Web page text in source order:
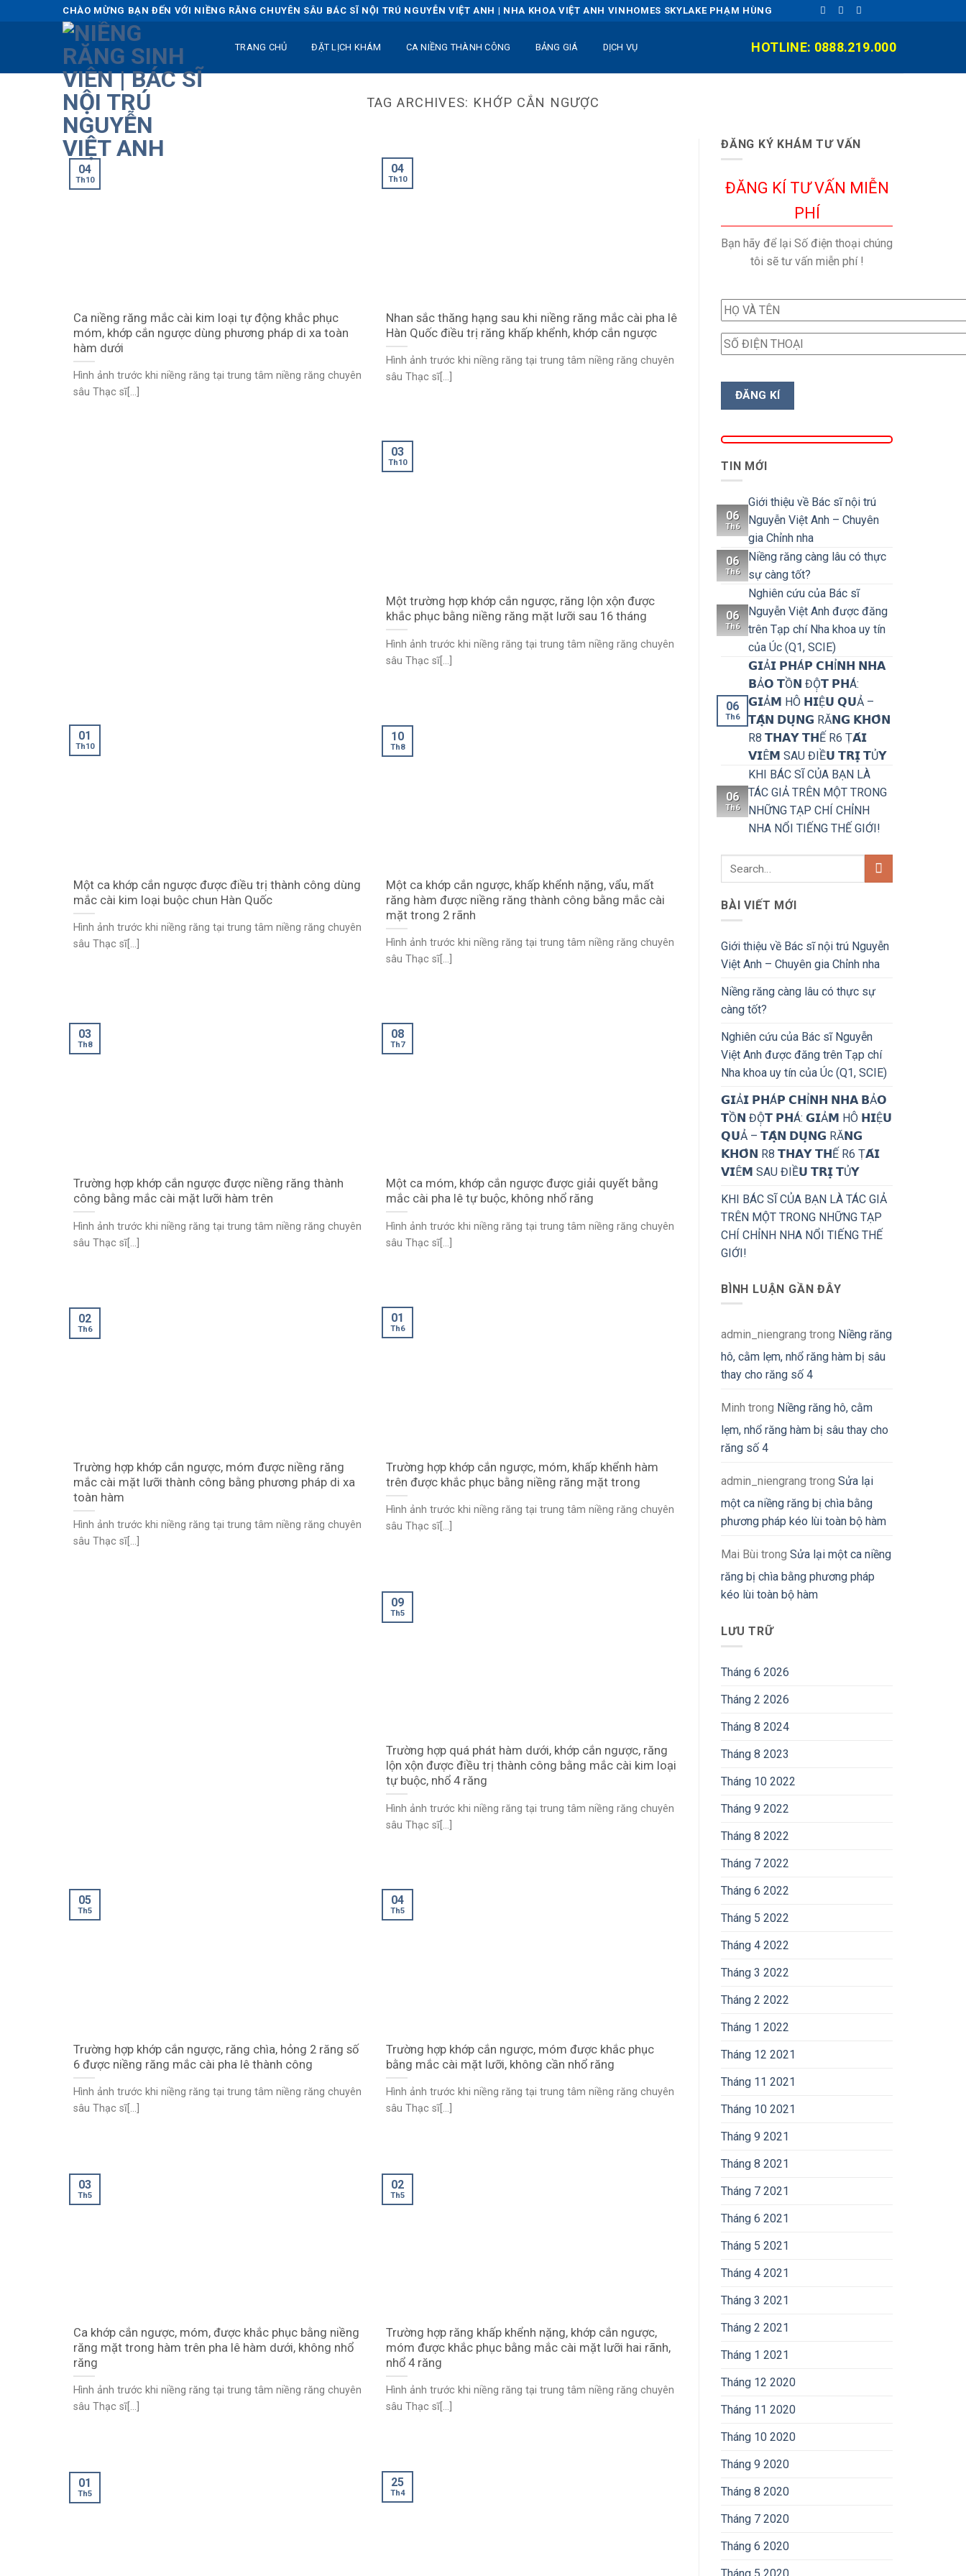
to
CHÀO MỪNG BẠN ĐẾN VỚI NIỀNG RĂNG CHUYÊN SÂU BÁC SĨ NỘI TRÚ NGUYỄN VIỆT ANH | NHA KHOA VIỆT ANH VINHOMES SKYLAKE PHẠM HÙNG
TRANG CHỦ ĐẶT LỊCH KHÁM CA NIỀNG THÀNH CÔNG BẢNG GIÁ DỊCH VỤ HOTLINE: 0888.219.000
TAG ARCHIVES: KHỚP CẮN NGƯỢC
Ca niềng răng mắc cài kim loại tự động khắc phục
móm, khớp cắn ngược dùng phương pháp di xa toàn
hàm dưới
Hình ảnh trước khi niềng răng tại trung tâm niềng răng chuyên
sâu Thạc sĩ[...]
04
Th10
Nhan sắc thăng hạng sau khi niềng răng mắc cài pha lê
Hàn Quốc điều trị răng khấp khểnh, khớp cắn ngược
Hình ảnh trước khi niềng răng tại trung tâm niềng răng chuyên
sâu Thạc sĩ[...]
04
Th10
Một trường hợp khớp cắn ngược, răng lộn xộn được
khắc phục bằng niềng răng mặt lưỡi sau 16 tháng
Hình ảnh trước khi niềng răng tại trung tâm niềng răng chuyên
sâu Thạc sĩ[...]
03
Th10
Một ca khớp cắn ngược được điều trị thành công dùng
mắc cài kim loại buộc chun Hàn Quốc
Hình ảnh trước khi niềng răng tại trung tâm niềng răng chuyên
sâu Thạc sĩ[...]
01
Th10
Một ca khớp cắn ngược, khấp khểnh nặng, vẩu, mất
răng hàm được niềng răng thành công bằng mắc cài
mặt trong 2 rãnh
Hình ảnh trước khi niềng răng tại trung tâm niềng răng chuyên
sâu Thạc sĩ[...]
10
Th8
Trường hợp khớp cắn ngược được niềng răng thành
công bằng mắc cài mặt lưỡi hàm trên
Hình ảnh trước khi niềng răng tại trung tâm niềng răng chuyên
sâu Thạc sĩ[...]
03
Th8
Một ca móm, khớp cắn ngược được giải quyết bằng
mắc cài pha lê tự buộc, không nhổ răng
Hình ảnh trước khi niềng răng tại trung tâm niềng răng chuyên
sâu Thạc sĩ[...]
08
Th7
Trường hợp khớp cắn ngược, móm được niềng răng
mắc cài mặt lưỡi thành công bằng phương pháp di xa
toàn hàm
Hình ảnh trước khi niềng răng tại trung tâm niềng răng chuyên
sâu Thạc sĩ[...]
02
Th6
Trường hợp khớp cắn ngược, móm, khấp khểnh hàm
trên được khắc phục bằng niềng răng mặt trong
Hình ảnh trước khi niềng răng tại trung tâm niềng răng chuyên
sâu Thạc sĩ[...]
01
Th6
Trường hợp quá phát hàm dưới, khớp cắn ngược, răng
lộn xộn được điều trị thành công bằng mắc cài kim loại
tự buộc, nhổ 4 răng
Hình ảnh trước khi niềng răng tại trung tâm niềng răng chuyên
sâu Thạc sĩ[...]
09
Th5
Trường hợp khớp cắn ngược, răng chìa, hỏng 2 răng số
6 được niềng răng mắc cài pha lê thành công
Hình ảnh trước khi niềng răng tại trung tâm niềng răng chuyên
sâu Thạc sĩ[...]
05
Th5
Trường hợp khớp cắn ngược, móm được khắc phục
bằng mắc cài mặt lưỡi, không cần nhổ răng
Hình ảnh trước khi niềng răng tại trung tâm niềng răng chuyên
sâu Thạc sĩ[...]
04
Th5
Ca khớp cắn ngược, móm, được khắc phục bằng niềng
răng mặt trong hàm trên pha lê hàm dưới, không nhổ
răng
Hình ảnh trước khi niềng răng tại trung tâm niềng răng chuyên
sâu Thạc sĩ[...]
03
Th5
Trường hợp răng khấp khểnh nặng, khớp cắn ngược,
móm được khắc phục bằng mắc cài mặt lưỡi hai rãnh,
nhổ 4 răng
Hình ảnh trước khi niềng răng tại trung tâm niềng răng chuyên
sâu Thạc sĩ[...]
02
Th5
01
Th5
25
Th4
ĐĂNG KÝ KHÁM TƯ VẤN
ĐĂNG KÍ TƯ VẤN MIỄN
PHÍ
Bạn hãy để lại Số điện thoại chúng
tôi sẽ tư vấn miễn phí !
TIN MỚI
06
Th6
Giới thiệu về Bác sĩ nội trú
Nguyễn Việt Anh – Chuyên
gia Chỉnh nha
06
Th6
Niềng răng càng lâu có thực
sự càng tốt?
06
Th6
Nghiên cứu của Bác sĩ
Nguyễn Việt Anh được đăng
trên Tạp chí Nha khoa uy tín
của Úc (Q1, SCIE)
06
Th6
𝗚𝗜Ả𝗜 𝗣𝗛Á𝗣 𝗖𝗛Ỉ𝗡𝗛 𝗡𝗛𝗔
𝗕Ả𝗢 𝗧Ồ𝗡 ĐỘ̣𝗧 𝗣𝗛Á:
𝗚𝗜Ả𝗠 HÔ 𝗛𝗜Ệ𝗨 𝗤𝗨Ả –
𝗧𝗔̣̂𝗡 𝗗𝗨̣𝗡𝗚 RĂ𝗡𝗚 𝗞𝗛𝗢̂𝗡
R8 𝗧𝗛𝗔𝗬 𝗧𝗛Ế R6 Ṭ𝗔́𝗜
𝗩𝗜Ê𝗠 SAU ĐIỀ𝗨 𝗧𝗥𝗜̣ 𝗧Ủ𝗬
06
Th6
KHI BÁC SĨ CỦA BẠN LÀ
TÁC GIẢ TRÊN MỘT TRONG
NHỮNG TẠP CHÍ CHỈNH
NHA NỔI TIẾNG THẾ GIỚI!
BÀI VIẾT MỚI
Giới thiệu về Bác sĩ nội trú Nguyễn
Việt Anh – Chuyên gia Chỉnh nha
Niềng răng càng lâu có thực sự
càng tốt?
Nghiên cứu của Bác sĩ Nguyễn
Việt Anh được đăng trên Tạp chí
Nha khoa uy tín của Úc (Q1, SCIE)
𝗚𝗜Ả𝗜 𝗣𝗛Á𝗣 𝗖𝗛Ỉ𝗡𝗛 𝗡𝗛𝗔 𝗕Ả𝗢
𝗧Ồ𝗡 ĐỘ̣𝗧 𝗣𝗛Á: 𝗚𝗜Ả𝗠 HÔ 𝗛𝗜Ệ𝗨
𝗤𝗨Ả – 𝗧𝗔̣̂𝗡 𝗗𝗨̣𝗡𝗚 RĂ𝗡𝗚
𝗞𝗛𝗢̂𝗡 R8 𝗧𝗛𝗔𝗬 𝗧𝗛Ế R6 Ṭ𝗔́𝗜
𝗩𝗜Ê𝗠 SAU ĐIỀ𝗨 𝗧𝗥𝗜̣ 𝗧Ủ𝗬
KHI BÁC SĨ CỦA BẠN LÀ TÁC GIẢ
TRÊN MỘT TRONG NHỮNG TẠP
CHÍ CHỈNH NHA NỔI TIẾNG THẾ
GIỚI!
BÌNH LUẬN GẦN ĐÂY
admin_niengrang trong Niềng răng
hô, cằm lẹm, nhổ răng hàm bị sâu
thay cho răng số 4
Minh trong Niềng răng hô, cằm
lẹm, nhổ răng hàm bị sâu thay cho
răng số 4
admin_niengrang trong Sửa lại
một ca niềng răng bị chìa bằng
phương pháp kéo lùi toàn bộ hàm
Mai Bùi trong Sửa lại một ca niềng
răng bị chìa bằng phương pháp
kéo lùi toàn bộ hàm
LƯU TRỮ
Tháng 6 2026
Tháng 2 2026
Tháng 8 2024
Tháng 8 2023
Tháng 10 2022
Tháng 9 2022
Tháng 8 2022
Tháng 7 2022
Tháng 6 2022
Tháng 5 2022
Tháng 4 2022
Tháng 3 2022
Tháng 2 2022
Tháng 1 2022
Tháng 12 2021
Tháng 11 2021
Tháng 10 2021
Tháng 9 2021
Tháng 8 2021
Tháng 7 2021
Tháng 6 2021
Tháng 5 2021
Tháng 4 2021
Tháng 3 2021
Tháng 2 2021
Tháng 1 2021
Tháng 12 2020
Tháng 11 2020
Tháng 10 2020
Tháng 9 2020
Tháng 8 2020
Tháng 7 2020
Tháng 6 2020